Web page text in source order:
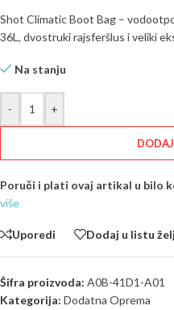
Shot Climatic Boot Bag –
36L, dvostruki rajsferšlus i veliki
Na stanju
- +
Poruči i plati ovaj artikal u bilo
više
Uporedi Dodaj u listu
Šifra proizvoda: A0B-41D1-A01
Kategorija: Dodatna Oprema